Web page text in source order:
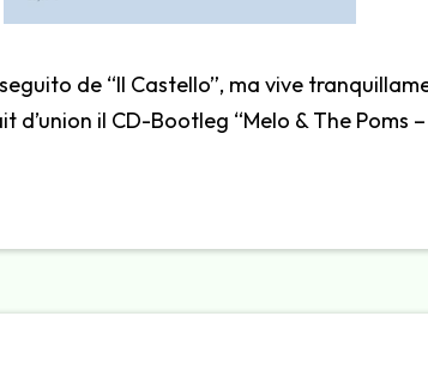
de “Il Castello”, ma vive
il CD-Bootleg “Melo & The Poms